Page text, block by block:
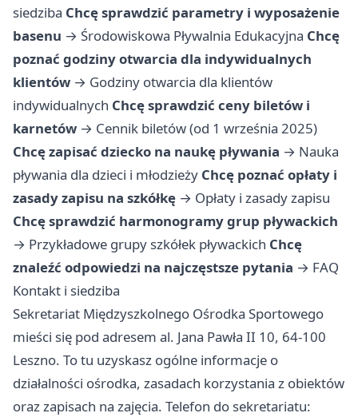
siedziba Chcę sprawdzić parametry i wyposażenie
basenu → Środowiskowa Pływalnia Edukacyjna Chcę
poznać godziny otwarcia dla indywidualnych
klientów → Godziny otwarcia dla klientów
indywidualnych Chcę sprawdzić ceny biletów i
karnetów → Cennik biletów (od 1 września 2025)
Chcę zapisać dziecko na naukę pływania → Nauka
pływania dla dzieci i młodzieży Chcę poznać opłaty i
zasady zapisu na szkółkę → Opłaty i zasady zapisu
Chcę sprawdzić harmonogramy grup pływackich
→ Przykładowe grupy szkółek pływackich Chcę
znaleźć odpowiedzi na najczęstsze pytania → FAQ
Kontakt i siedziba
Sekretariat Międzyszkolnego Ośrodka Sportowego
mieści się pod adresem al. Jana Pawła II 10, 64-100
Leszno. To tu uzyskasz ogólne informacje o
działalności ośrodka, zasadach korzystania z obiektów
oraz zapisach na zajęcia. Telefon do sekretariatu: